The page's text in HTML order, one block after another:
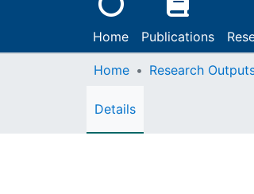
Home Publications
Home Research
Details